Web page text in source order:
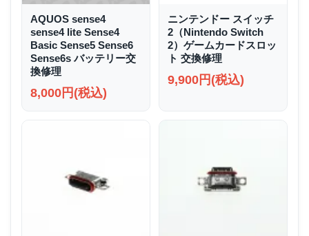
AQUOS sense4
sense4 lite Sense4
Basic Sense5 Sense6
Sense6s バッテリー交
換修理
8,000円(税込)
ニンテンドー スイッチ
2（Nintendo Switch
2）ゲームカードスロッ
ト 交換修理
9,900円(税込)